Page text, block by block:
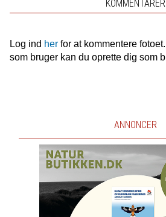
KOMMENTARER
Log ind herfor at kommentere
som bruger kan du oprette dig som
ANNONCER